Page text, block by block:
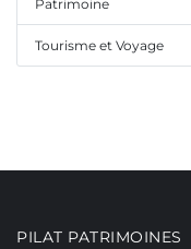
Patrimoine
Tourisme et Voyage
PILAT PATRIMOINES